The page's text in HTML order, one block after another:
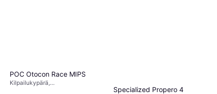
POC Otocon Race MIPS
Kilpailukypärä,
Specialized Propero 4